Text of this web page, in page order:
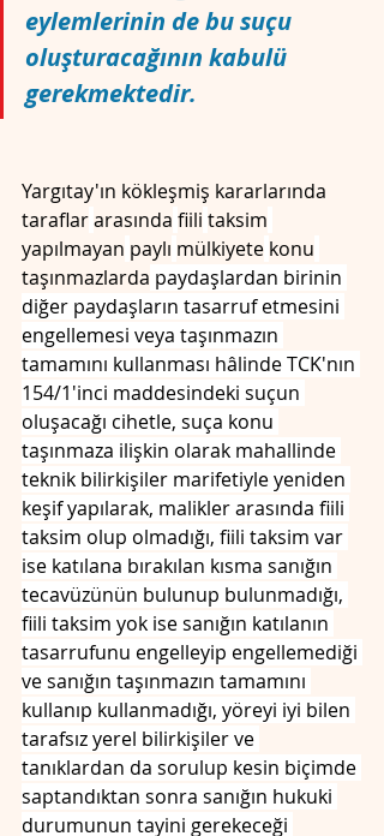
eylemlerinin de bu suçu
oluşturacağının kabulü
gerekmektedir.
Yargıtay'ın kökleşmiş kararlarında
taraflararasında fiili taksim
yapılmayan paylı mülkiyete konu
taşınmazlarda paydaşlardan birinin
diğer paydaşların tasarruf etmesini
engellemesi veya taşınmazın
tamamını kullanması hâlinde TCK'nın
154/1'inci maddesindeki suçun
oluşacağı cihetle, suça konu
taşınmaza ilişkin olarak mahallinde
teknik bilirkişiler marifetiyle yeniden
keşif yapılarak, malikler arasında fiili
taksim olup olmadığı, fiili taksim var
ise katılana bırakılan kısma sanığın
tecavüzünün bulunup bulunmadığı,
fiili taksim yok ise sanığın katılanın
tasarrufunu engelleyip engellemediği
ve sanığın taşınmazın tamamını
kullanıp kullanmadığı, yöreyi iyi bilen
tarafsız yerel bilirkişiler ve
tanıklardan da sorulup kesin biçimde
saptandıktan sonra sanığın hukuki
durumunun tayini gerekeceği